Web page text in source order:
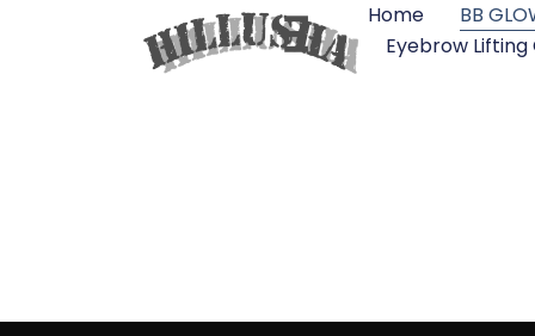
Home
BB
Eyebrow Lifting